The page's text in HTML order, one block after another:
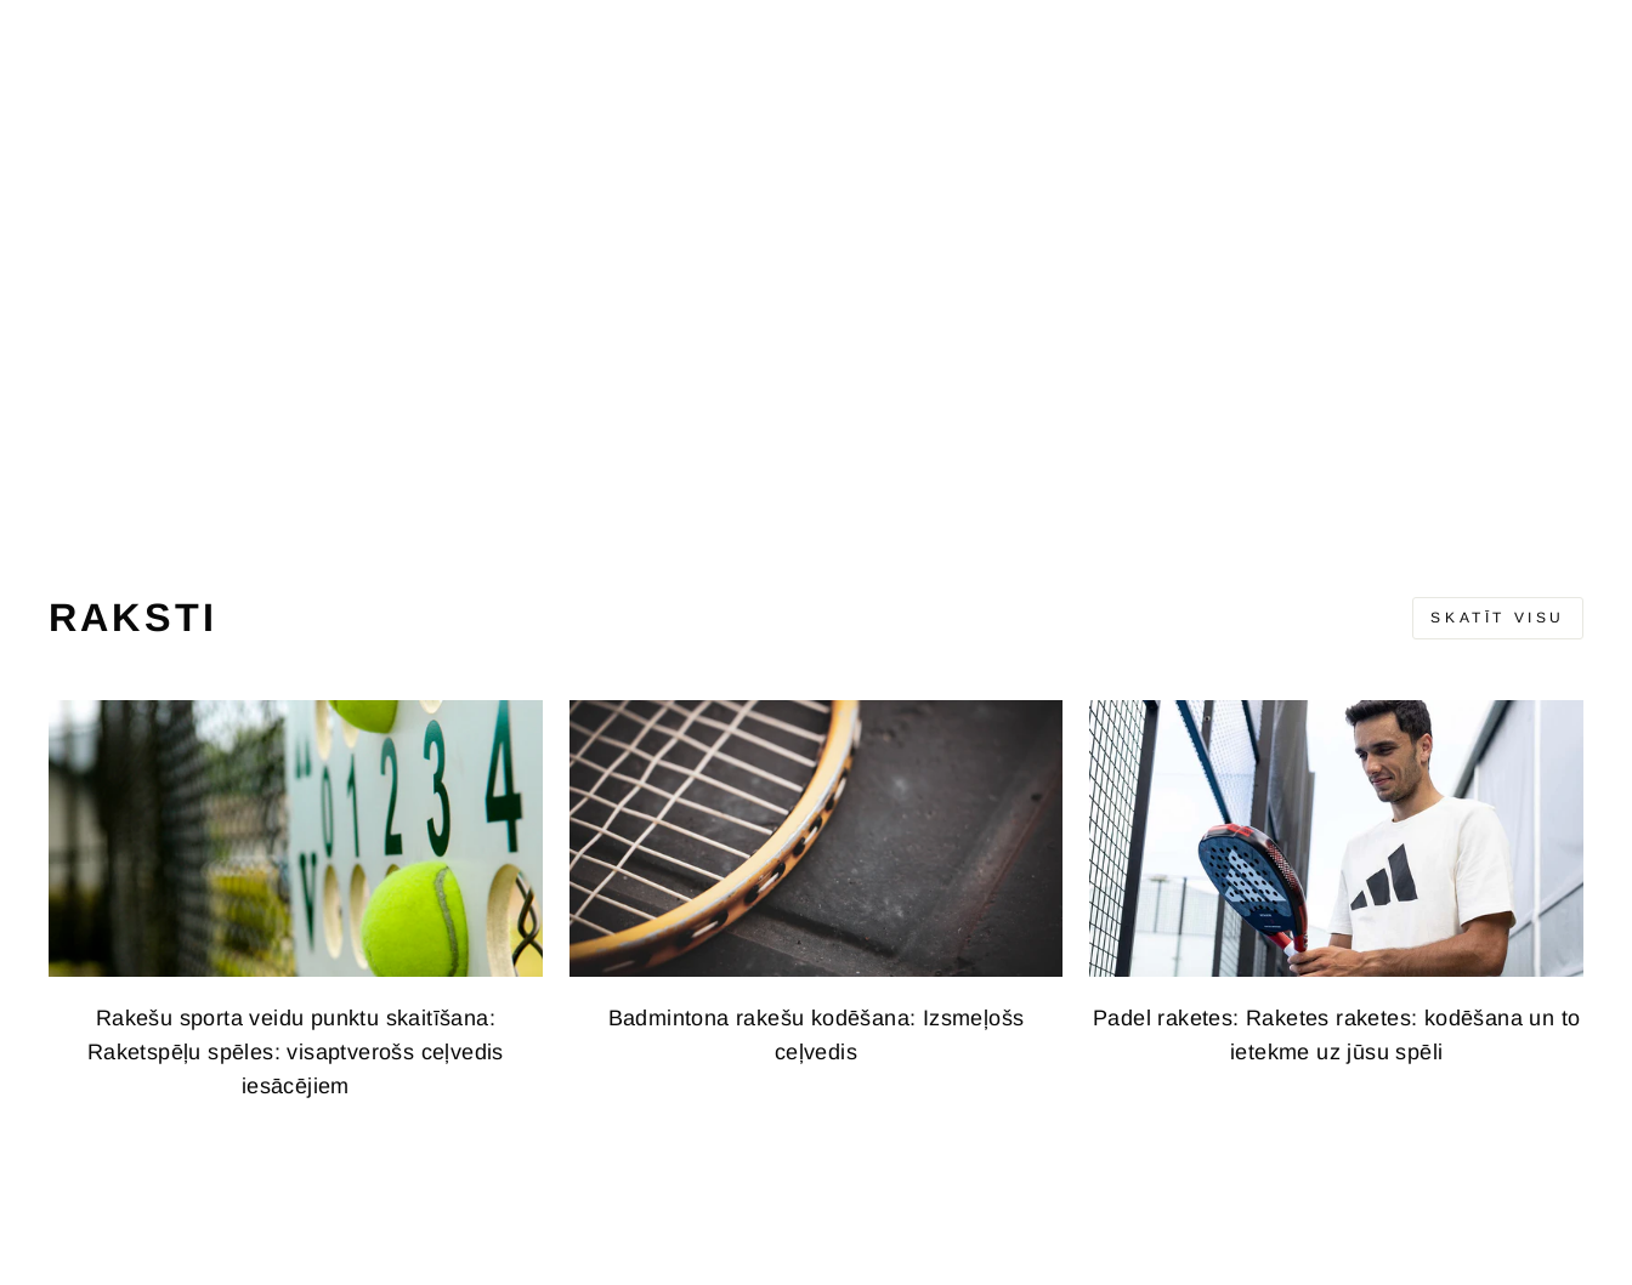
RAKSTI SKATĪT VISU
Rakešu sporta veidu punktu skaitīšana:
Raketspēļu spēles: visaptverošs ceļvedis
iesācējiem
Badmintona rakešu kodēšana: Izsmeļošs
ceļvedis
Padel raketes: Raketes raketes: kodēšana un to
ietekme uz jūsu spēli